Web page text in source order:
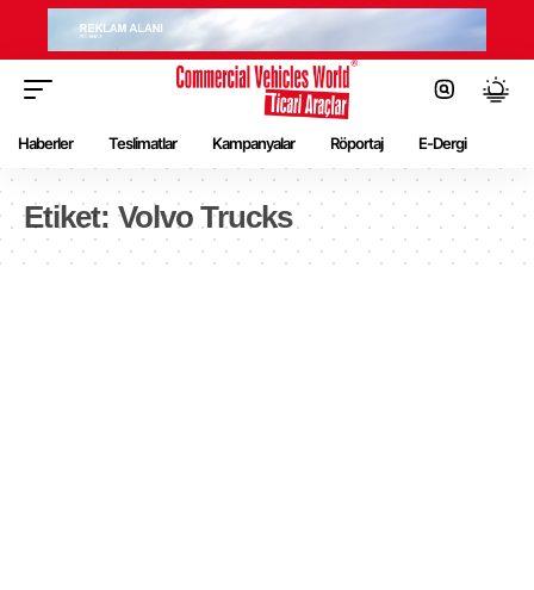
Haberler Teslimatlar Kampanyalar Röportaj E-Dergi
Etiket: Volvo Trucks